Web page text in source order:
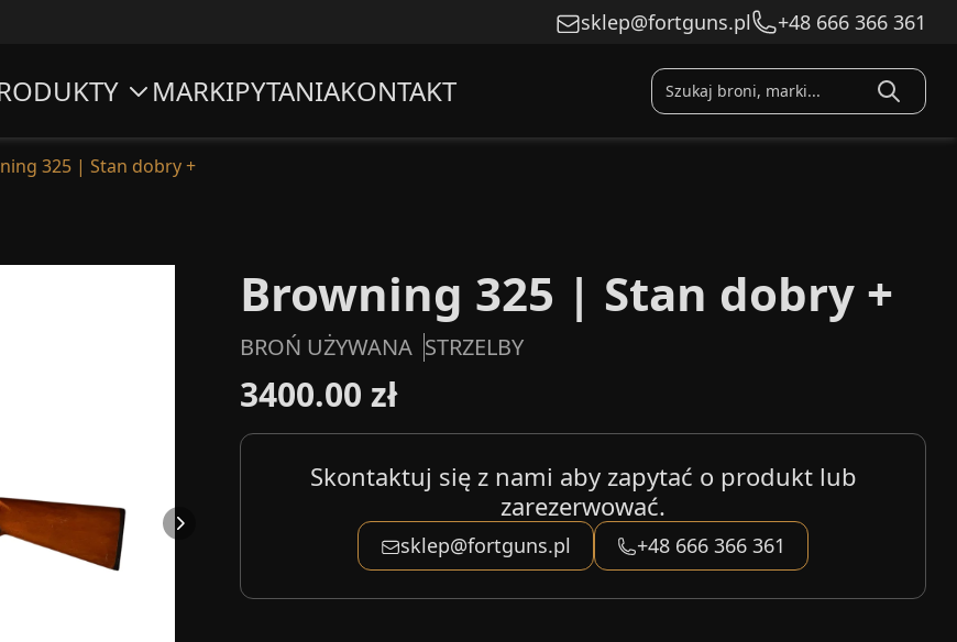
sklep@fortguns.pl +48 666 366 361
MARKIPYTANIAKONTAKT
325 | Stan dobry +
Browning 325 | Stan dobry +
BROŃ UŻYWANA STRZELBY
3400.00 zł
Skontaktuj się z nami aby zapytać o produkt lub
zarezerwować.
sklep@fortguns.pl +48 666 366 361